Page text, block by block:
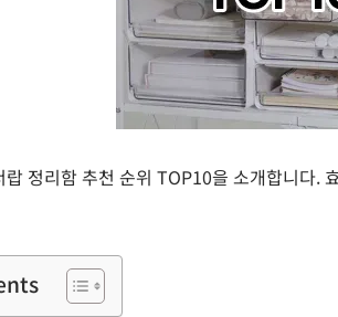
정리함 추천 순위 TOP10을 소개합니다.